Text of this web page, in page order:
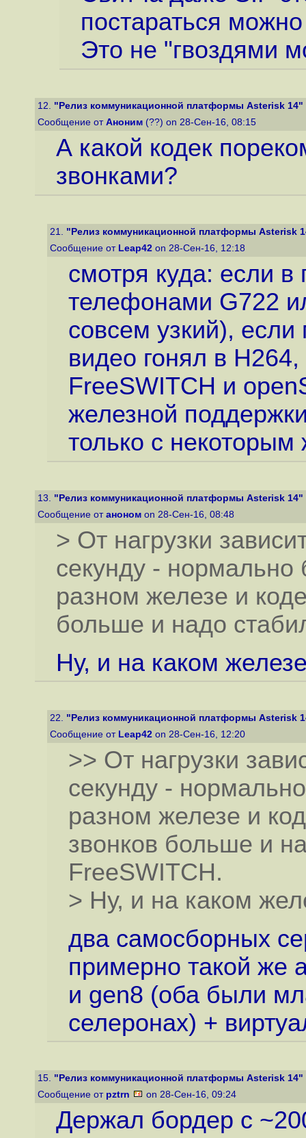
постараться
Это не "гвоздями
12. "Релиз коммуникационной платформы Asterisk 14"
Сообщение от Аноним (??) on 28-Сен-16, 08:15
А какой кодек
звонками?
21. "Релиз коммуникационной платформы Asterisk
Сообщение от Leap42 on 28-Сен-16, 12:18
смотря куда: если
телефонами G722
совсем узкий),
видео гонял в
FreeSWITCH и
железной
только с
13. "Релиз коммуникационной платформы Asterisk 14"
Сообщение от аноном on 28-Сен-16, 08:48
> От нагрузки
секунду - нормально
разном железе и
больше и надо
Ну, и на каком
22. "Релиз коммуникационной платформы Asterisk
Сообщение от Leap42 on 28-Сен-16, 12:20
>> От нагрузки
секунду -
разном железе и
звонков больше и
FreeSWITCH.
> Ну, и на каком
два самосборных
примерно такой же
и gen8 (оба были
селеронах) +
15. "Релиз коммуникационной платформы Asterisk 14"
Сообщение от pztrn on 28-Сен-16, 09:24
Держал бордер с